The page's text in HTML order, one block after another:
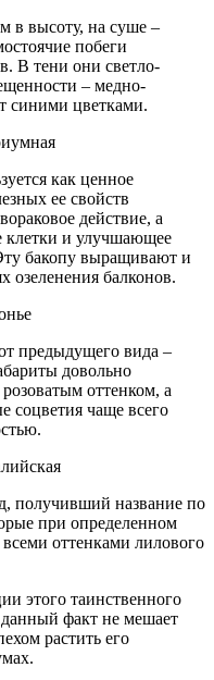
в высоту, на суше –
побеги
В тени они светло-
– медно-
синими цветками.
как ценное
ее свойств
действие, а
клетки и улучшающее
бакопу выращивают и
озеленения балконов.
предыдущего вида –
довольно
оттенком, а
соцветия чаще всего
получивший название по
при определенном
оттенками лилового
этого таинственного
данный факт не мешает
растить его